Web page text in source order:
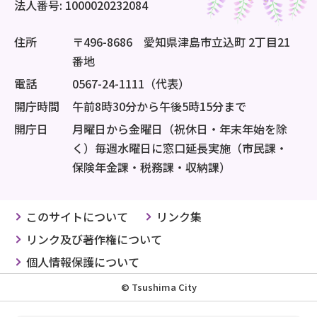
法人番号: 1000020232084
住所
〒496-8686 愛知県津島市立込町 2丁目21
番地
電話
0567-24-1111（代表）
開庁時間
午前8時30分から午後5時15分まで
開庁日
月曜日から金曜日（祝休日・年末年始を除
く）毎週水曜日に窓口延長実施（市民課・
保険年金課・税務課・収納課）
このサイトについて
リンク集
リンク及び著作権について
個人情報保護について
© Tsushima City